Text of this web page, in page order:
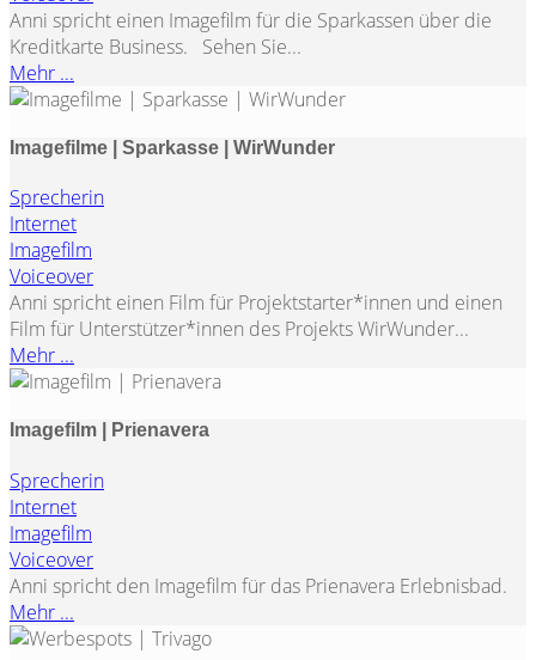
Anni spricht einen Imagefilm für die Sparkassen über die
Kreditkarte Business. Sehen Sie...
Mehr ...
Imagefilme | Sparkasse | WirWunder
Sprecherin
Internet
Imagefilm
Voiceover
Anni spricht einen Film für Projektstarter*innen und einen
Film für Unterstützer*innen des Projekts WirWunder...
Mehr ...
Imagefilm | Prienavera
Sprecherin
Internet
Imagefilm
Voiceover
Anni spricht den Imagefilm für das Prienavera Erlebnisbad.
Mehr ...